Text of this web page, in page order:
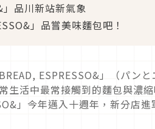
品川新站新氣象
」品嘗美味麵包吧！
ESPRESSO&」（パン
生活中最常接觸到的麵包與濃
」今年邁入十週年，新分店